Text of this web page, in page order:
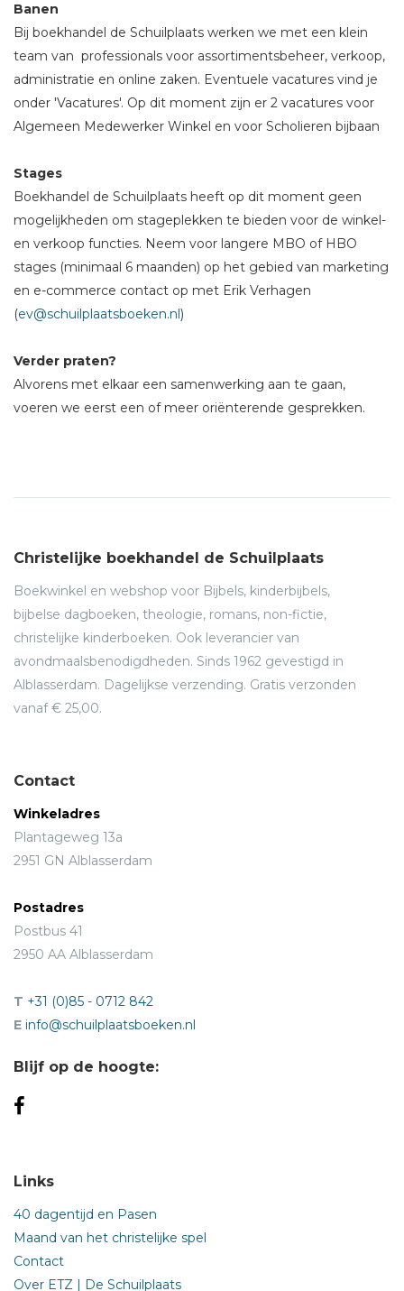
Banen
Bij boekhandel de Schuilplaats werken we met een klein
team van professionals voor assortimentsbeheer, verkoop,
administratie en online zaken. Eventuele vacatures vind je
onder 'Vacatures'. Op dit moment zijn er 2 vacatures voor
Algemeen Medewerker Winkel en voor Scholieren bijbaan
Stages
Boekhandel de Schuilplaats heeft op dit moment geen
mogelijkheden om stageplekken te bieden voor de winkel-
en verkoop functies. Neem voor langere MBO of HBO
stages (minimaal 6 maanden) op het gebied van marketing
en e-commerce contact op met Erik Verhagen
(ev@schuilplaatsboeken.nl)
Verder praten?
Alvorens met elkaar een samenwerking aan te gaan,
voeren we eerst een of meer oriënterende gesprekken.
Christelijke boekhandel de Schuilplaats
Boekwinkel en webshop voor Bijbels, kinderbijbels,
bijbelse dagboeken, theologie, romans, non-fictie,
christelijke kinderboeken. Ook leverancier van
avondmaalsbenodigdheden. Sinds 1962 gevestigd in
Alblasserdam. Dagelijkse verzending. Gratis verzonden
vanaf € 25,00.
Contact
Winkeladres
Plantageweg 13a
2951 GN Alblasserdam
Postadres
Postbus 41
2950 AA Alblasserdam
T +31 (0)85 - 0712 842
E info@schuilplaatsboeken.nl
Blijf op de hoogte:
Links
40 dagentijd en Pasen
Maand van het christelijke spel
Contact
Over ETZ | De Schuilplaats